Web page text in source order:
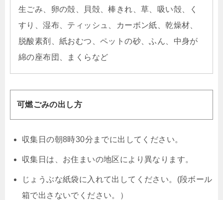
生ごみ、卵の殻、貝殻、棒きれ、草、吸い殻、く
すり、湿布、ティッシュ、カーボン紙、乾燥材、
脱酸素剤、紙おむつ、ペットの砂、ふん、中身が
綿の座布団、まくらなど
可燃ごみの出し方
収集日の朝8時30分までに出してください。
収集日は、お住まいの地区により異なります。
じょうぶな紙袋に入れて出してください。(段ボール
箱で出さないでください。）